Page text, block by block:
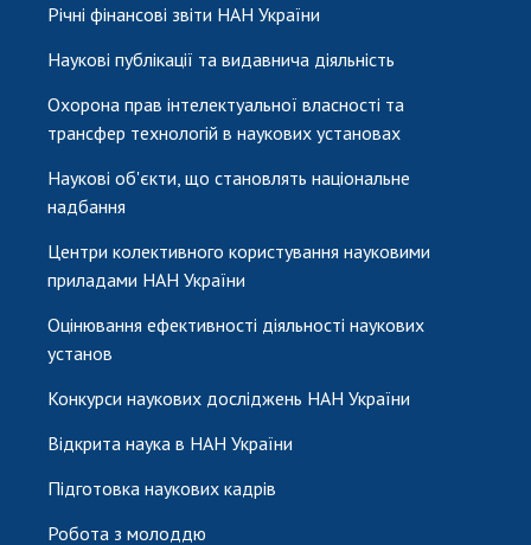
Річні фінансові звіти НАН України
Наукові публікації та видавнича діяльність
Охорона прав інтелектуальної власності та
трансфер технологій в наукових установах
Наукові об'єкти, що становлять національне
надбання
Центри колективного користування науковими
приладами НАН України
Оцінювання ефективності діяльності наукових
установ
Конкурси наукових досліджень НАН України
Відкрита наука в НАН України
Підготовка наукових кадрів
Робота з молоддю